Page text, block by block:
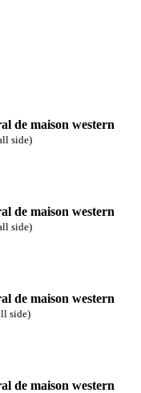
de maison western
side)
de maison western
side)
de maison western
side)
de maison western